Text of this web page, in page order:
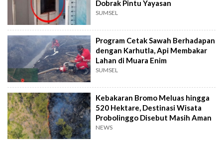
Dobrak Pintu Yayasan
SUMSEL
Program Cetak Sawah Berhadapan
dengan Karhutla, Api Membakar
Lahan di Muara Enim
SUMSEL
Kebakaran Bromo Meluas hingga
520 Hektare, Destinasi Wisata
Probolinggo Disebut Masih Aman
NEWS